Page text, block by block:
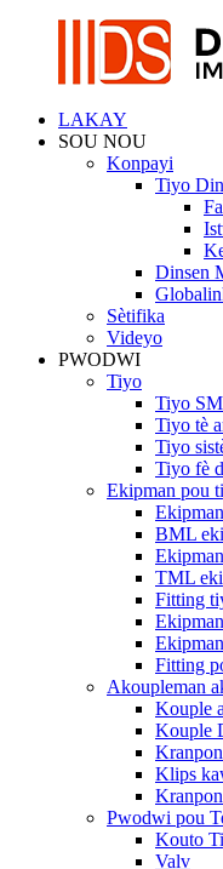
LAKAY
SOU NOU
Konpayi
Tiyo
Dinsen
Sètifika
Videyo
PWODWI
Tiyo
Tiyo
Tiyo tè
Tiyo
Tiyo fè
Ekipman pou
BML
TML
Fitting
Fitting
Akoupleman
Kouple
Kouple
Klips
Pwodwi pou
Kouto
Valv